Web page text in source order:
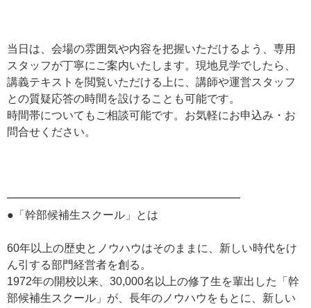
当日は、会場の雰囲気や内容を把握いただけるよう、専用
スタッフが丁寧にご案内いたします。現地見学でしたら、
講義テキストを閲覧いただける上に、講師や運営スタッフ
との質疑応答の時間を設けることも可能です。
時間帯についてもご相談可能です。お気軽にお申込み・お
問合せください。
━━━━━━━━━━━━━━━━━━━━━
●「幹部候補生スクール」とは
60年以上の歴史とノウハウはそのままに、新しい時代をけ
ん引する部門経営者を創る。
1972年の開校以来、30,000名以上の修了生を輩出した「幹
部候補生スクール」が、長年のノウハウをもとに、新しい